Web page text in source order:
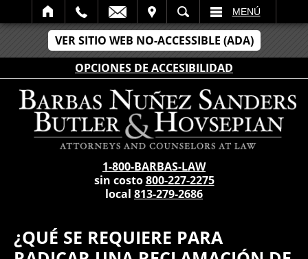
VER SITIO WEB NO-ACCESSIBLE (ADA)
OPCIONES DE ACCESIBILIDAD
BÚSCAR MENÚ
1-800-BARBAS-LAW
sin costo800-227-2275
local 813-279-2686
¿QUÉ SE REQUIERE PARA